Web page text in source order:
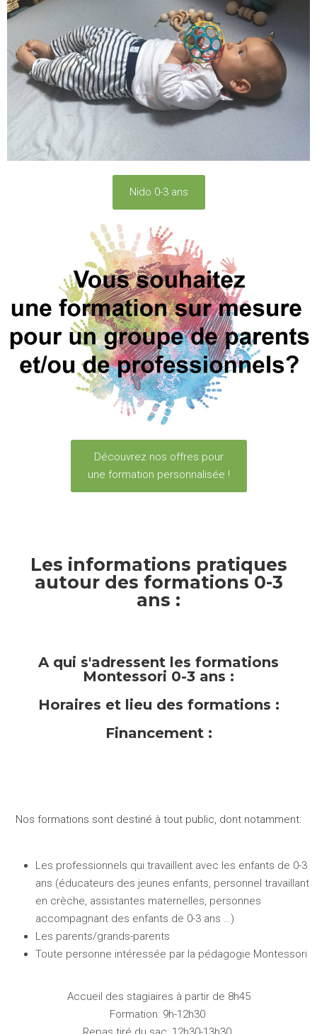
Nido 0-3 ans
Découvrez nos offres pour
une formation personnalisée !
Les informations pratiques
autour des formations 0-3
ans :
A qui s'adressent les formations
Montessori 0-3 ans :
Horaires et lieu des formations :
Financement :
Nos formations sont destiné à tout public, dont notamment:
Les professionnels qui travaillent avec les enfants de 0-3
ans (éducateurs des jeunes enfants, personnel travaillant
en crèche, assistantes maternelles, personnes
accompagnant des enfants de 0-3 ans …)
Les parents/grands-parents
Toute personne intéressée par la pédagogie Montessori
Accueil des stagiaires à partir de 8h45
Formation: 9h-12h30